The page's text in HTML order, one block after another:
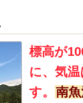
標高が
に、気
す。 南